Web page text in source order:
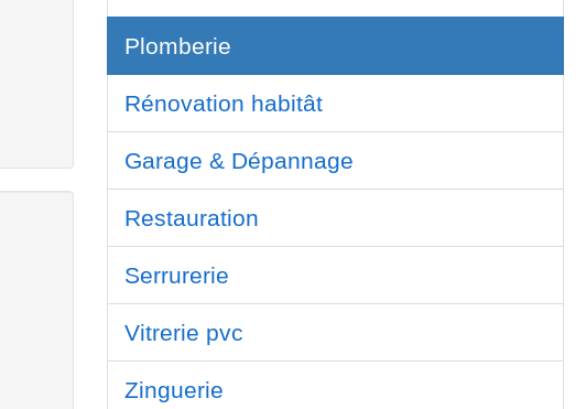
Plomberie
Rénovation habitât
Garage & Dépannage
Restauration
Serrurerie
Vitrerie pvc
Zinguerie